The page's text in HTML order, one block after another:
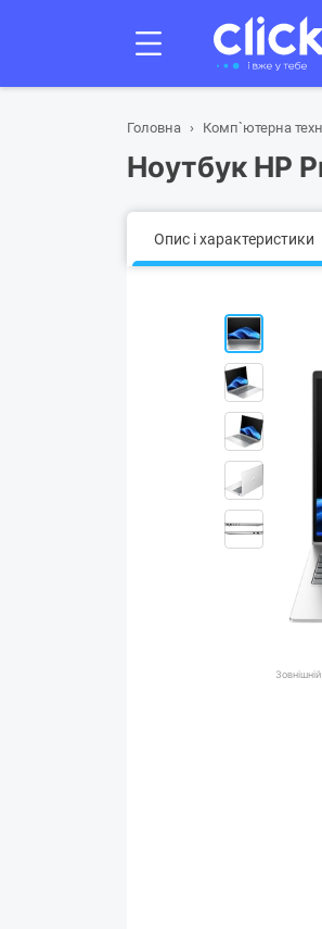
Головна Комп`ютерна
Ноутбук HP
Опис і характеристики